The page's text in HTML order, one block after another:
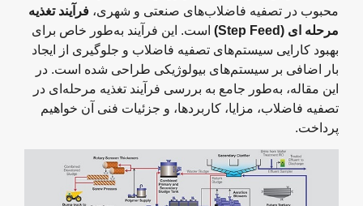
محبوب در تصفیه فاضلاب‌های صنعتی و شهری، فرآیند تغذیه
مرحله‌ ای (Step Feed)
است. این فرآیند به‌طور خاص برای
بهبود کارایی سیستم‌های تصفیه فاضلاب و جلوگیری از ایجاد
بار اضافی بر سیستم‌های بیولوژیکی طراحی شده است. در
این مقاله، به‌طور جامع به بررسی فرآیند تغذیه مرحله‌ای در
تصفیه فاضلاب، مزایا، کاربردها، و جزئیات فنی آن خواهیم
پرداخت.